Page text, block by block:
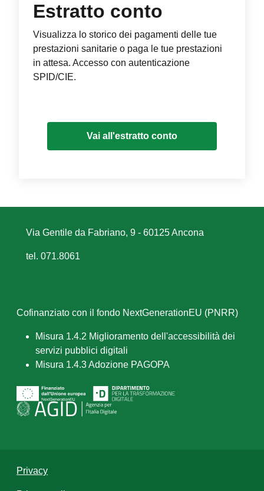
Estratto conto
Visualizza lo storico dei pagamenti delle tue
prestazioni sanitarie o paga le tue prestazioni
in attesa. Accesso con autenticazione
SPID/CIE.
Vai all'estratto conto
Via Gentile da Fabriano, 9 - 60125 Ancona
tel. 071.8061
Cofinanziato con il fondo NextGenerationEU (PNRR)
Misura 1.4.2 Miglioramento dell'accessibilità dei
servizi pubblici digitali
Misura 1.4.3 Adozione PAGOPA
Privacy